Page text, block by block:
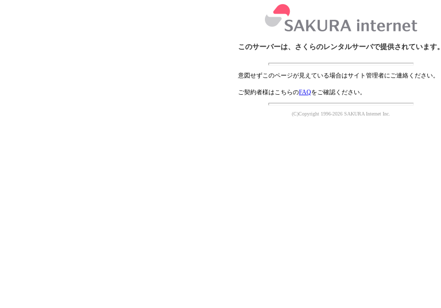
このサーバーは、さくらのレンタルサーバで提供されています。
意図せずこのページが見えている場合はサイト管理者にご連絡ください。
ご契約者様はこちらのFAQをご確認ください。
(C)Copyright 1996-2026 SAKURA Internet Inc.